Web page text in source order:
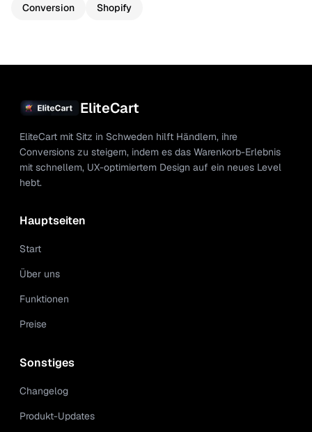
Conversion
Shopify
EliteCart
EliteCart mit Sitz in Schweden hilft Händlern, ihre
Conversions zu steigern, indem es das Warenkorb-Erlebnis
mit schnellem, UX-optimiertem Design auf ein neues Level
hebt.
Hauptseiten
Start
Über uns
Funktionen
Preise
Sonstiges
Changelog
Produkt-Updates